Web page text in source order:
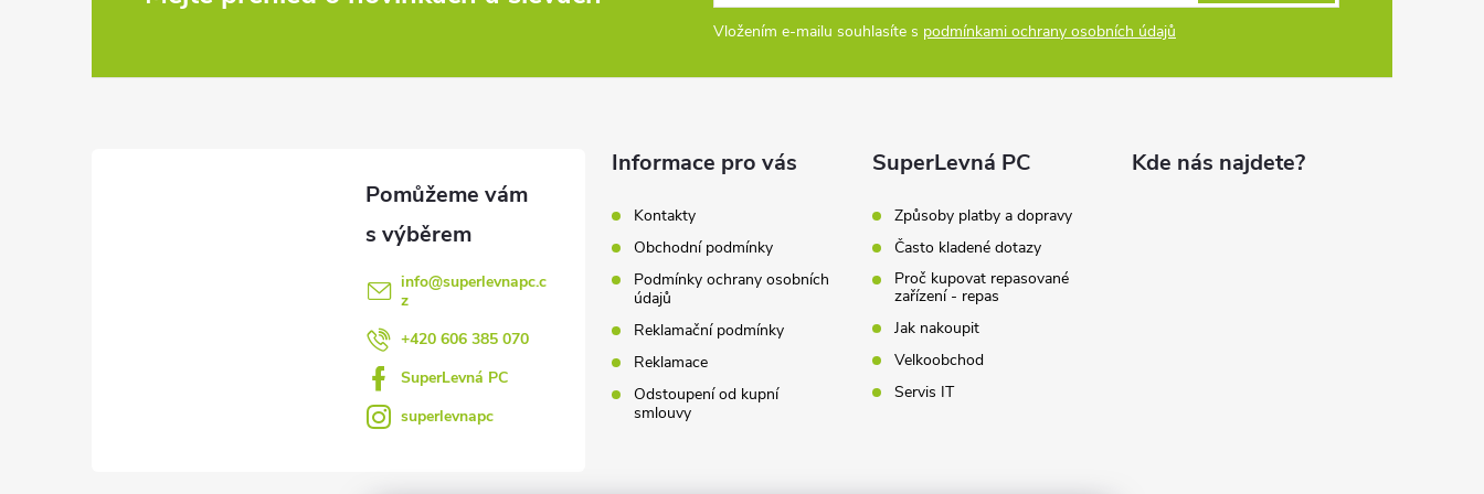
Vložením e-mailu souhlasíte s podmínkami ochrany osobních údajů
info@superlevnapc.c
z
+420 606 385 070
SuperLevná PC
superlevnapc
Informace pro vás
Kontakty
Obchodní podmínky
Podmínky ochrany osobních
údajů
Reklamační podmínky
Reklamace
Odstoupení od kupní
smlouvy
SuperLevná PC
Způsoby platby a dopravy
Často kladené dotazy
Proč kupovat repasované
zařízení - repas
Jak nakoupit
Velkoobchod
Servis IT
Kde nás najdete?